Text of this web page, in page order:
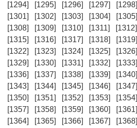
[1294]
[1295] [1296] [1297] [1298]
[1301]
[1302] [1303] [1304] [1305]
[1308]
[1309] [1310] [1311] [1312]
[1315]
[1316] [1317] [1318] [1319]
[1322]
[1323] [1324] [1325] [1326]
[1329]
[1330] [1331] [1332] [1333]
[1336]
[1337] [1338] [1339] [1340]
[1343]
[1344] [1345] [1346] [1347]
[1350]
[1351] [1352] [1353] [1354]
[1357]
[1358] [1359] [1360] [1361]
[1364]
[1365] [1366] [1367] [1368]